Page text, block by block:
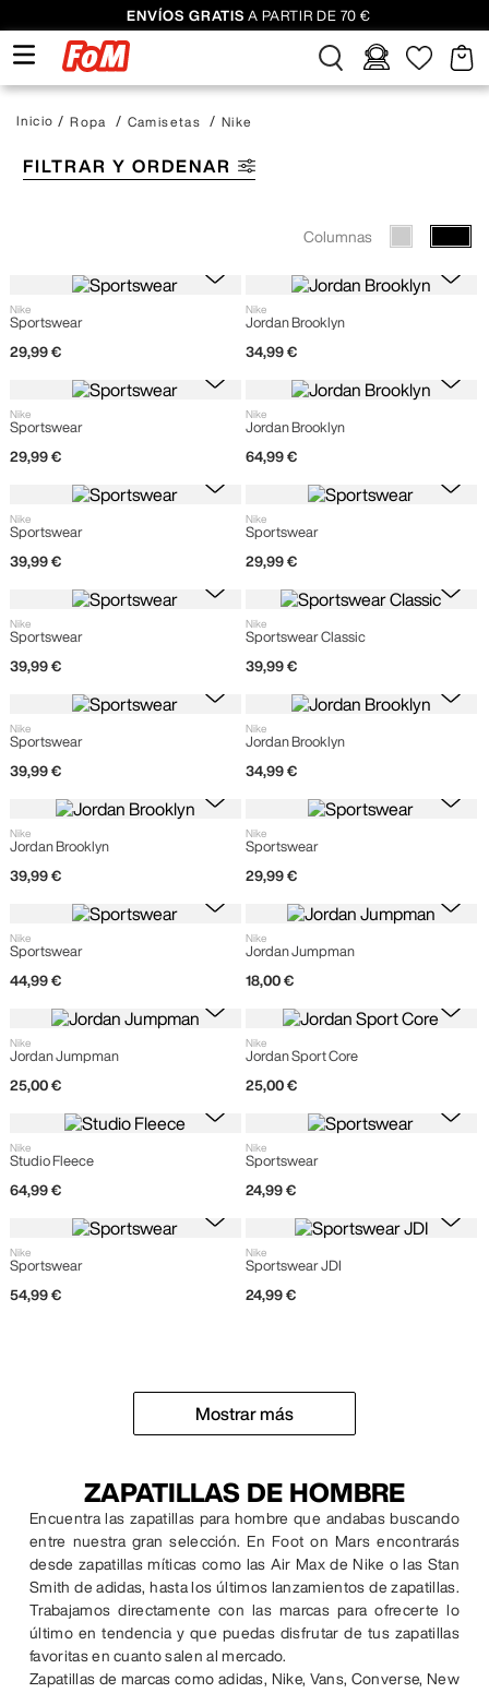
ENVÍOS GRATIS A PARTIR DE 70 €
Ropa Camisetas Nike
FILTRAR Y ORDENAR
Columnas
Nike
Sportswear
29,99 €
Nike
Jordan Brooklyn
34,99 €
Nike
Sportswear
29,99 €
Nike
Jordan Brooklyn
64,99 €
Nike
Sportswear
39,99 €
Nike
Sportswear
29,99 €
Nike
Sportswear
39,99 €
Nike
Sportswear Classic
39,99 €
Nike
Sportswear
39,99 €
Nike
Jordan Brooklyn
34,99 €
Nike
Jordan Brooklyn
39,99 €
Nike
Sportswear
29,99 €
Nike
Sportswear
44,99 €
Nike
Jordan Jumpman
18,00 €
Nike
Jordan Jumpman
25,00 €
Nike
Jordan Sport Core
25,00 €
Nike
Studio Fleece
64,99 €
Nike
Sportswear
24,99 €
Nike
Sportswear
54,99 €
Nike
Sportswear JDI
24,99 €
Mostrar más
ZAPATILLAS DE HOMBRE
Encuentra las zapatillas para hombre que andabas buscando
entre nuestra gran selección. En Foot on Mars encontrarás
desde zapatillas míticas como las Air Max de Nike o las Stan
Smith de adidas, hasta los últimos lanzamientos de zapatillas.
Trabajamos directamente con las marcas para ofrecerte lo
último en tendencia y que puedas disfrutar de tus zapatillas
favoritas en cuanto salen al mercado.
Zapatillas de marcas como adidas, Nike, Vans, Converse, New